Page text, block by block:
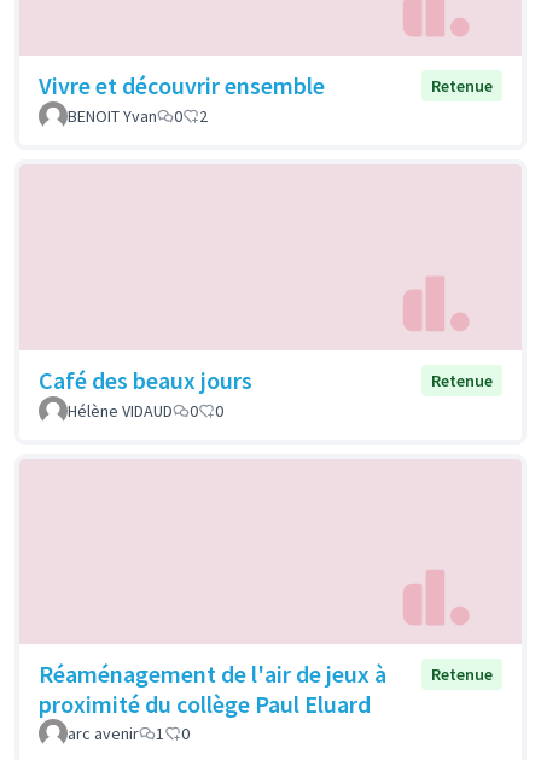
Vivre et découvrir ensemble
Retenue
BENOIT Yvan
0 2
Café des beaux jours
Retenue
Hélène VIDAUD
0 0
Réaménagement de l'air de jeux à
proximité du collège Paul Eluard
Retenue
arc avenir 1 0